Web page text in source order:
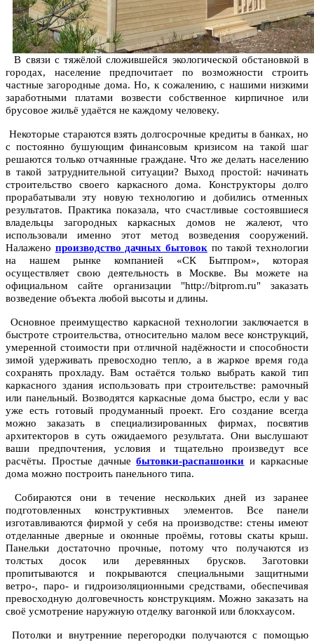
В связи с тяжёлой сложившейся экологической обстановкой в
городах, население предпочитает по возможности строить
частные загородные дома. Но, к сожалению, с нашими низкими
заработными платами возвести собственное кирпичное или
брусовое жильё удаётся не каждому человеку.
Некоторые стараются взять долгосрочные кредиты в банках, но
с постоянно бушующим финансовым кризисом на такой шаг
решаются только отчаянные граждане. Что же делать населению
в такой затруднительной ситуации? Выход простой: начинать
строительство своего каркасного дома. Конструкторы долго
прорабатывали эту новую технологию и добились отменных
результатов. Практика показала, что счастливые состоявшиеся
владельцы загородных каркасных домов не жалеют, что
использовали именно этот метод возведения сооружений.
Налажено производство дачных бытовок по такой технологии
на нашем рынке компанией «СК Бытпром», которая
осуществляет свою деятельность в Москве. Вы можете на
официальном сайте организации "http://bitprom.ru" заказать
возведение объекта любой высоты и длины.
Основное преимущество каркасной технологии заключается в
быстроте строительства, относительно малом весе конструкций,
умеренной стоимости при отличной надёжности и способности
зимой удерживать превосходно тепло, а в жаркое время года
сохранять прохладу. Вам остаётся только выбрать какой тип
каркасного здания использовать при строительстве: рамочный
или панельный. Возводятся каркасные домабыстро, если у вас
уже есть готовый продуманный проект. Его создание всегда
можно заказать в специализированных фирмах, посвятив
архитекторов в суть ожидаемого результата. Они выслушают
ваши предпочтения, условия и тщательно произведут все
расчёты. Простые дачныебытовки-распашонки и каркасные
дома можно построить панельного типа.
Собираются они в течение нескольких дней из заранее
подготовленных конструктивных элементов. Все панели
изготавливаются фирмой у себя на производстве: стены имеют
отделанныедверные иоконные проёмы, готовы скаты крыш.
Панельки достаточно прочные, потому что получаются из
толстых досок или деревянных брусков. Заготовки
пропитываются и покрываются специальными защитными
ветро-, паро- и гидроизоляционными средствами, обеспечивая
превосходную долговечность конструкциям. Можно заказать на
своё усмотрение наружную отделку вагонкой или блокхаусом.
Потолки и внутренние перегородки получаются с помощью